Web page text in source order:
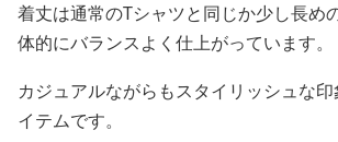
着丈は通常のTシャツと同じか少し長め
体的にバランスよく仕上がっています。
カジュアルながらもスタイリッシュな
イテムです。